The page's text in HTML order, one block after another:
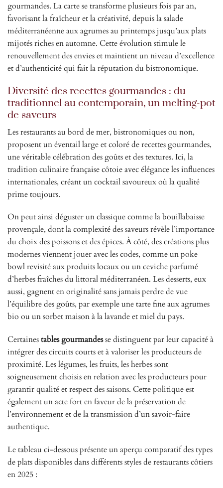
gourmandes. La carte se transforme plusieurs fois par an,
favorisant la fraîcheur et la créativité, depuis la salade
méditerranéenne aux agrumes au printemps jusqu’aux plats
mijotés riches en automne. Cette évolution stimule le
renouvellement des envies et maintient un niveau d’excellence
et d’authenticité qui fait la réputation du bistronomique.
Diversité des recettes gourmandes : du
traditionnel au contemporain, un melting-pot
de saveurs
Les restaurants au bord de mer, bistronomiques ou non,
proposent un éventail large et coloré de recettes gourmandes,
une véritable célébration des goûts et des textures. Ici, la
tradition culinaire française côtoie avec élégance les influences
internationales, créant un cocktail savoureux où la qualité
prime toujours.
On peut ainsi déguster un classique comme la bouillabaisse
provençale, dont la complexité des saveurs révèle l’importance
du choix des poissons et des épices. À côté, des créations plus
modernes viennent jouer avec les codes, comme un poke
bowl revisité aux produits locaux ou un ceviche parfumé
d’herbes fraîches du littoral méditerranéen. Les desserts, eux
aussi, gagnent en originalité sans jamais perdre de vue
l’équilibre des goûts, par exemple une tarte fine aux agrumes
bio ou un sorbet maison à la lavande et miel du pays.
Certainestables gourmandesse distinguent par leur capacité à
intégrer des circuits courts et à valoriser les producteurs de
proximité. Les légumes, les fruits, les herbes sont
soigneusement choisis en relation avec les producteurs pour
garantir qualité et respect des saisons. Cette politique est
également un acte fort en faveur de la préservation de
l’environnement et de la transmission d’un savoir-faire
authentique.
Le tableau ci-dessous présente un aperçu comparatif des types
de plats disponibles dans différents styles de restaurants côtiers
en 2025 :